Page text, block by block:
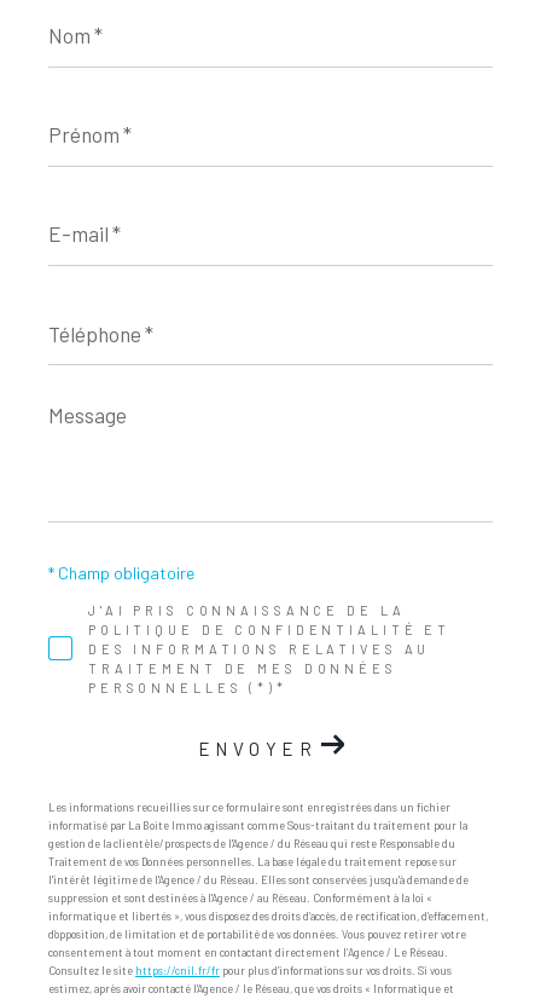
*
*
mail
*
*
Message
*
J'AI PRIS CONNAISSANCE DE LA
POLITIQUE DE CONFIDENTIALITÉ ET
DES INFORMATIONS RELATIVES AU
TRAITEMENT DE MES DONNÉES
PERSONNELLES (*)*
* Champ obligatoire
ENVOYER
Les informations recueillies sur ce formulaire sont enregistrées dans un fichier
informatisé par La Boite Immo agissant comme Sous-traitant du traitement pour la
gestion de la clientèle/prospects de l'Agence / du Réseau qui reste Responsable du
Traitement de vos Données personnelles. La base légale du traitement repose sur
l'intérêt légitime de l'Agence / du Réseau. Elles sont conservées jusqu'à demande de
suppression et sont destinées à l'Agence / au Réseau. Conformément à la loi «
informatique et libertés », vous disposez des droits d’accès, de rectification, d’effacement,
d’opposition, de limitation et de portabilité de vos données. Vous pouvez retirer votre
consentement à tout moment en contactant directement l’Agence / Le Réseau.
Consultez le site https://cnil.fr/fr pour plus d’informations sur vos droits. Si vous
estimez, après avoir contacté l'Agence / le Réseau, que vos droits « Informatique et